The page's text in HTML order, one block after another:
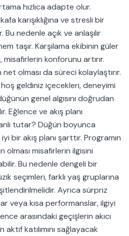
hızlıca adapte olur.
karışıklığına ve stresli bir
nedenle açık ve anlaşılır
taşır. Karşılama ekibinin güler
misafirlerin konforunu artırır.
olması da süreci kolaylaştırır.
geldiniz içecekleri, deneyimi
genel algısını doğrudan
Eğlence ve akış planı
tutar? Düğün boyunca
bir akış planı şarttır. Programın
olması misafirlerin ilgisini
Bu nedenle dengeli bir
seçimleri, farklı yaş gruplarına
Ayrıca sürpriz
veya kısa performanslar, ilgiyi
arasındaki geçişlerin akıcı
aktif katılımını sağlayacak